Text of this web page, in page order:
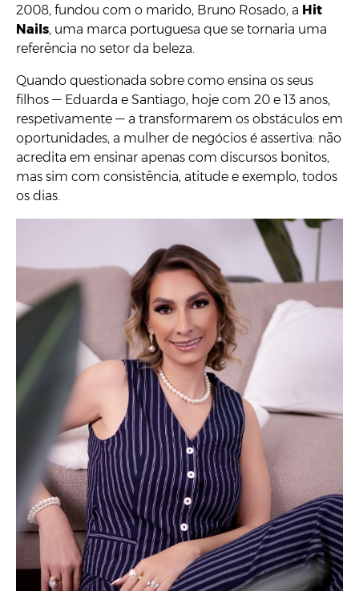
2008, fundou com o marido, Bruno Rosado, a Hit
Nails, uma marca portuguesa que se tornaria uma
referência no setor da beleza.
Quando questionada sobre como ensina os seus
filhos — Eduarda e Santiago, hoje com 20 e 13 anos,
respetivamente — a transformarem os obstáculos em
oportunidades, a mulher de negócios é assertiva: não
acredita em ensinar apenas com discursos bonitos,
mas sim com consistência, atitude e exemplo, todos
os dias.